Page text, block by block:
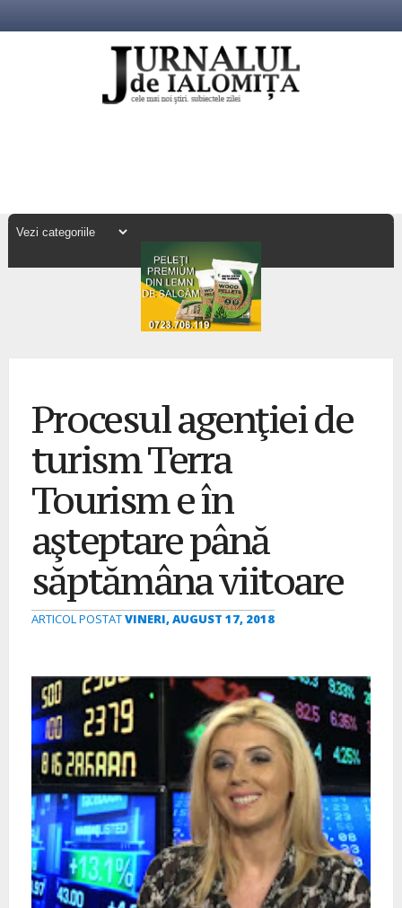
Procesul agenţiei de
turism Terra
Tourism e în
aşteptare până
săptămâna viitoare
ARTICOL POSTATVINERI, AUGUST 17, 2018